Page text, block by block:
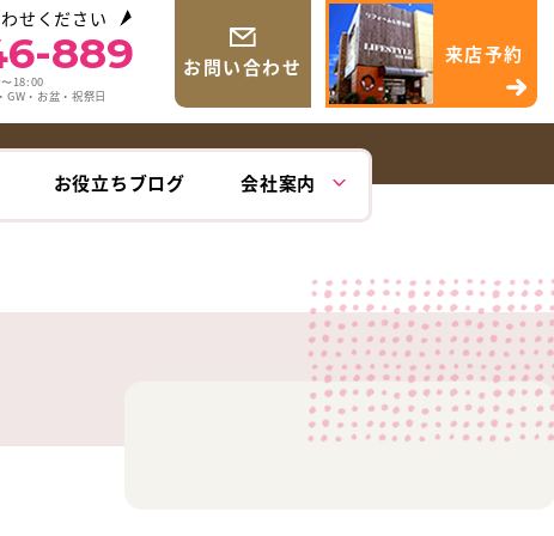
せください
889
18:00
GW・お盆・祝祭日
お問い合わせ
来店予約
お役立ちブログ 会社案内